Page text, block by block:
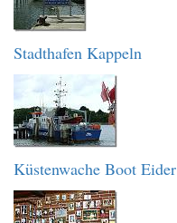
Stadthafen Kappeln
Küstenwache Boot Eider